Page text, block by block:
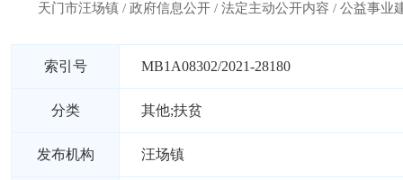
天门市汪场镇 / 政府信息公开 / 法定主动公开内容 / 公益事业
索引号 MB1A08302/2021-28180
分类 其他;扶贫
发布机构 汪场镇